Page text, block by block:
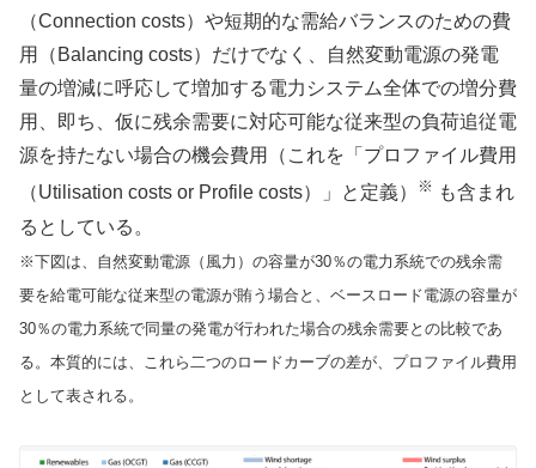
（Connection costs）や短期的な需給バランスのための費
用（Balancing costs）だけでなく、自然変動電源の発電
量の増減に呼応して増加する電力システム全体での増分費
用、即ち、仮に残余需要に対応可能な従来型の負荷追従電
源を持たない場合の機会費用（これを「プロファイル費用
（Utilisation costs or Profile costs）」と定義）
※ も含まれ
るとしている。
※下図は、自然変動電源（風力）の容量が30％の電力系統での残余需
要を給電可能な従来型の電源が賄う場合と、ベースロード電源の容量が
30％の電力系統で同量の発電が行われた場合の残余需要との比較であ
る。本質的には、これら二つのロードカーブの差が、プロファイル費用
として表される。